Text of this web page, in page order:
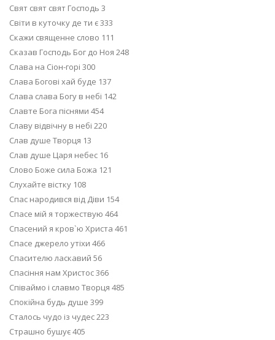
Свят свят свят Господь 3
Світи в куточку де ти є 333
Скажи священне слово 111
Сказав Господь Бог до Ноя 248
Слава на Сіон-горі 300
Слава Богові хай буде 137
Слава слава Богу в небі 142
Славте Бога піснями 454
Славу відвічну в небі 220
Слав душе Творця 13
Слав душе Царя небес 16
Слово Боже сила Божа 121
Слухайте вістку 108
Спас народився від Діви 154
Спасе мій я торжествую 464
Спасений я кров`ю Христа 461
Спасе джерело утіхи 466
Спасителю ласкавий 56
Спасіння нам Христос 366
Співаймо і славмо Творця 485
Спокійна будь душе 399
Сталось чудо із чудес 223
Страшно бушує 405